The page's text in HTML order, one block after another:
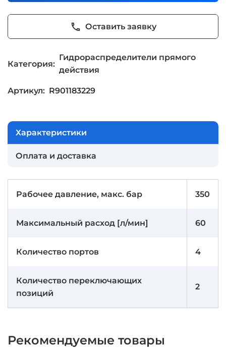
phone Оставить заявку
Категория:
Гидрораспределители прямого
действия
Артикул: R901183229
Характеристики
Оплата и доставка
Рабочее давление, макс. бар 350
Максимальный расход [л/мин] 60
Количество портов 4
Количество переключающих
позиций
2
Рекомендуемые товары